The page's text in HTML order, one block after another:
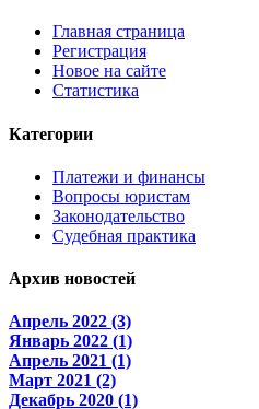
Главная страница
Регистрация
Новое на сайте
Статистика
Категории
Платежи и финансы
Вопросы юристам
Законодательство
Судебная практика
Архив новостей
Апрель 2022 (3)
Январь 2022 (1)
Апрель 2021 (1)
Март 2021 (2)
Декабрь 2020 (1)